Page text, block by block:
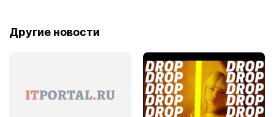
Другие новости